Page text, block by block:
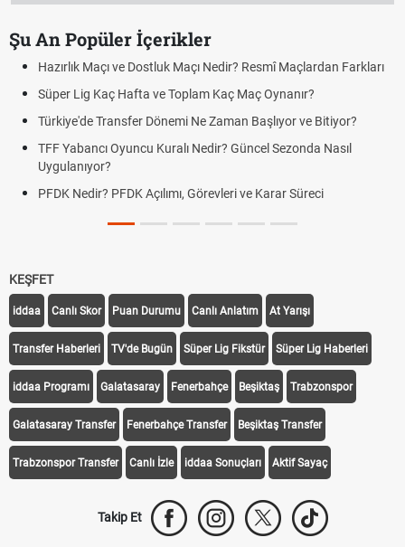
Şu An Popüler İçerikler
Nedir? Resmî Maçlardan Farkları
Kaç Maç Oynanır?
Ne Zaman Başlıyor ve Bitiyor?
Nedir? Güncel Sezonda Nasıl
Görevleri ve Karar Süreci
Puan Durumunda AG, OM
Skor Ne Demek? Sporda
Futbol Nasıl Oynanır?
Deplasman Golü Kuralı
DGS Sonuçları Ne Zaman
KEŞFET
iddaa Canlı Skor Puan Durumu Canlı Anlatım At Yarışı
Transfer Haberleri TV'de Bugün Süper Lig Fikstür Süper Lig Haberleri
iddaa Programı Galatasaray Fenerbahçe Beşiktaş Trabzonspor
Galatasaray Transfer Fenerbahçe Transfer Beşiktaş Transfer
Trabzonspor Transfer Canlı İzle iddaa Sonuçları Aktif Sayaç